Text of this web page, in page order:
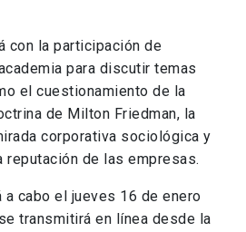
con la participación de
para discutir temas
el cuestionamiento de la
de Milton Friedman, la
corporativa sociológica y
de las empresas.
a cabo el jueves 16 de enero
transmitirá en línea desde la